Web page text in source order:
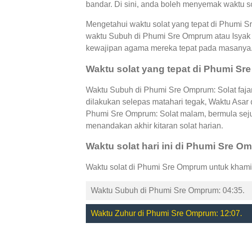
bandar. Di sini, anda boleh menyemak waktu
Mengetahui waktu solat yang tepat di Phumi
waktu Subuh di Phumi Sre Omprum atau
kewajipan agama mereka tepat pada masanya.
Waktu solat yang tepat di Phumi
Waktu Subuh di Phumi Sre Omprum: Solat
dilakukan selepas matahari tegak, Waktu
Phumi Sre Omprum: Solat malam, bermula
menandakan akhir kitaran solat harian.
Waktu solat hari ini di Phumi Sre
Waktu solat di Phumi Sre Omprum untuk
Waktu Subuh di Phumi Sre Omprum: 04:35.
Waktu Zuhur di Phumi Sre Omprum: 12:07.